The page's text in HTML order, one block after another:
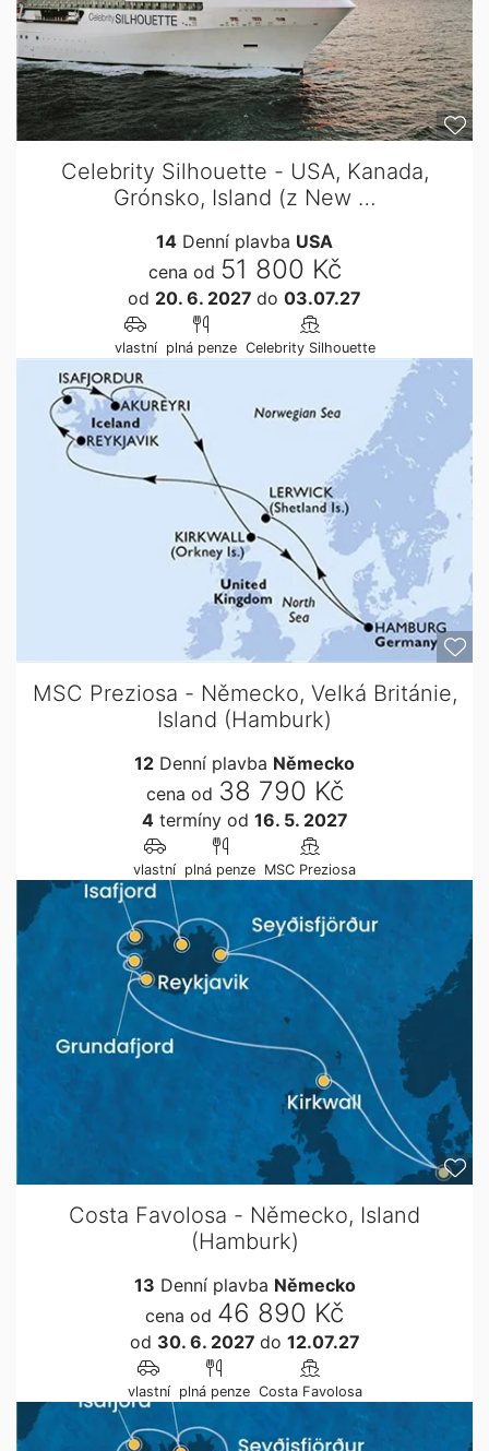
Celebrity Silhouette - USA, Kanada,
Grónsko, Island (z New …
14 Denní plavba USA
cena od 51 800 Kč
od 20. 6. 2027 do 03.07.27
vlastní plná penze Celebrity Silhouette
MSC Preziosa - Německo, Velká Británie,
Island (Hamburk)
12 Denní plavba Německo
cena od 38 790 Kč
4termínyod 16. 5. 2027
vlastní plná penze MSC Preziosa
Costa Favolosa - Německo, Island
(Hamburk)
13 Denní plavba Německo
cena od 46 890 Kč
od 30. 6. 2027 do 12.07.27
vlastní plná penze Costa Favolosa